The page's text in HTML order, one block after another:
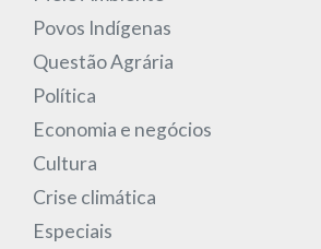
Povos Indígenas
Questão Agrária
Política
Economia e negócios
Cultura
Crise climática
Especiais